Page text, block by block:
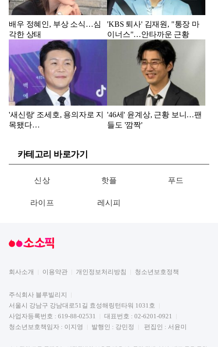
배우 정혜인, 부상 소식…심
각한 상태
'KBS 퇴사' 김재원, "통장 마
이너스"…안타까운 근황
'새신랑' 조세호, 용의자로 지
목됐다…
'46세' 윤계상, 근황 보니…팬
들도 '깜짝'
카테고리 바로가기
신상 핫플 푸드
라이프 레시피
회사소개 이용약관 개인정보처리방침 청소년보호정책
주식회사 블루빌리지
서울시 강남구 강남대로51길 효성해링턴타워 1031호
사업자등록번호 : 619-88-02531
대표번호 : 02-6201-0921
청소년보호책임자 : 이지영
발행인 : 강민정 편집인 : 서윤미